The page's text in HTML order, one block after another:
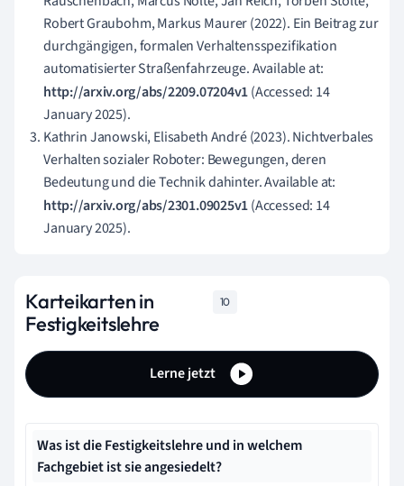
Robert Graubohm, Markus Maurer (2022). Ein Beitrag zur
durchgängigen, formalen Verhaltensspezifikation
automatisierter Straßenfahrzeuge. Available at:
http://arxiv.org/abs/2209.07204v1(Accessed: 14
January 2025).
Kathrin Janowski, Elisabeth André (2023). Nichtverbales
Verhalten sozialer Roboter: Bewegungen, deren
Bedeutung und die Technik dahinter. Available at:
http://arxiv.org/abs/2301.09025v1(Accessed: 14
January 2025).
Karteikarten in
Festigkeitslehre
10
Lerne jetzt
Was ist die Festigkeitslehre und in welchem
Fachgebiet ist sie angesiedelt?